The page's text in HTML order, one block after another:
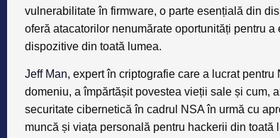
vulnerabilitate în firmware, o parte esențială din
oferă atacatorilor nenumărate oportunități pentru
dispozitive din toată lumea.
Jeff Man, expert în criptografie care a lucrat
domeniu, a împărtășit povestea vieții sale și cum,
securitate cibernetică în cadrul NSA în urmă cu
muncă și viața personală pentru hackerii din toată